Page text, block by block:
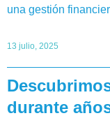
una gestión
13 julio, 2025
durante